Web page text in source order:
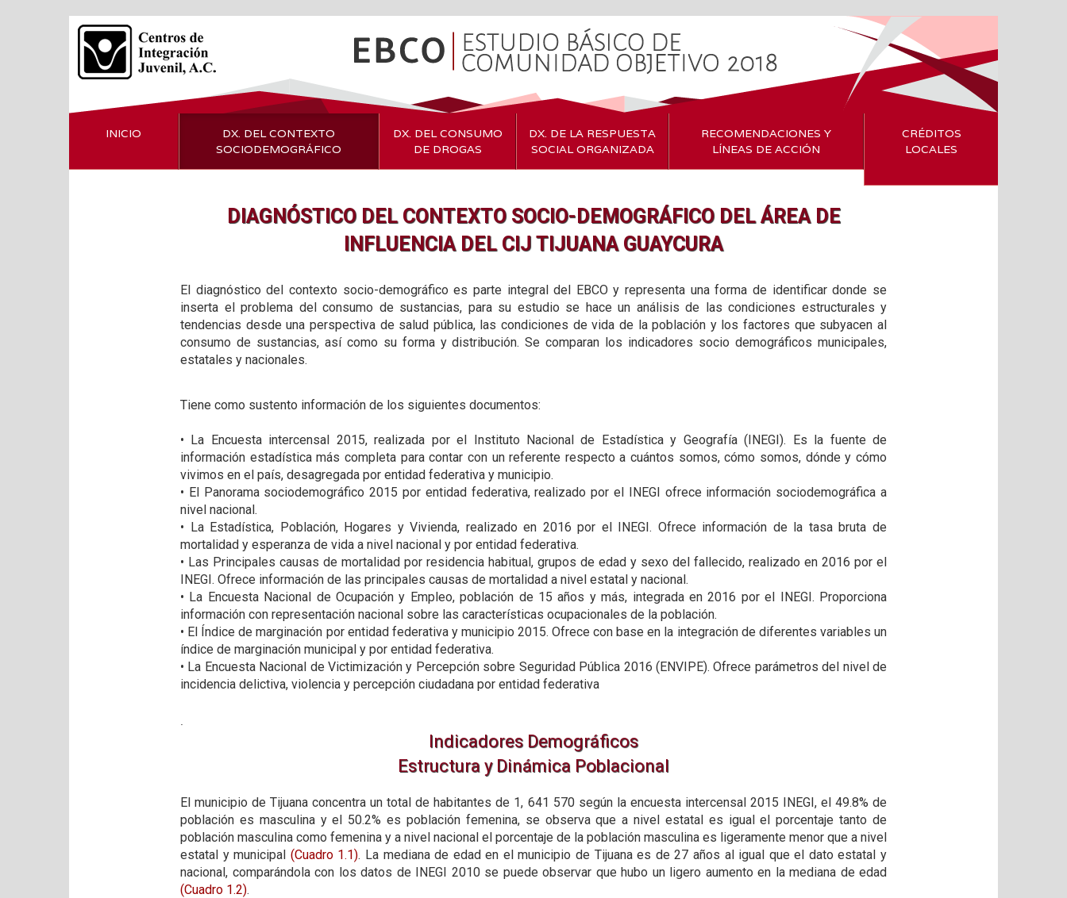
INICIO
DX. DEL CONTEXTO
SOCIODEMOGRÁFICO
DX. DEL CONSUMO
DE DROGAS
DX. DE LA RESPUESTA
SOCIAL ORGANIZADA
RECOMENDACIONES Y
LÍNEAS DE ACCIÓN
CRÉDITOS
LOCALES
DIAGNÓSTICO DEL CONTEXTO SOCIO-DEMOGRÁFICO DEL ÁREA DE
INFLUENCIA DEL CIJ TIJUANA GUAYCURA
El diagnóstico del contexto socio-demográfico es parte integral del EBCO y representa una forma de identificar donde se
inserta el problema del consumo de sustancias, para su estudio se hace un análisis de las condiciones estructurales y
tendencias desde una perspectiva de salud pública, las condiciones de vida de la población y los factores que subyacen al
consumo de sustancias, así como su forma y distribución. Se comparan los indicadores socio demográficos municipales,
estatales y nacionales.
Tiene como sustento información de los siguientes documentos:
• La Encuesta intercensal 2015, realizada por el Instituto Nacional de Estadística y Geografía (INEGI). Es la fuente de
información estadística más completa para contar con un referente respecto a cuántos somos, cómo somos, dónde y cómo
vivimos en el país, desagregada por entidad federativa y municipio.
• El Panorama sociodemográfico 2015 por entidad federativa, realizado por el INEGI ofrece información sociodemográfica a
nivel nacional.
• La Estadística, Población, Hogares y Vivienda, realizado en 2016 por el INEGI. Ofrece información de la tasa bruta de
mortalidad y esperanza de vida a nivel nacional y por entidad federativa.
• Las Principales causas de mortalidad por residencia habitual, grupos de edad y sexo del fallecido, realizado en 2016 por el
INEGI. Ofrece información de las principales causas de mortalidad a nivel estatal y nacional.
• La Encuesta Nacional de Ocupación y Empleo, población de 15 años y más, integrada en 2016 por el INEGI. Proporciona
información con representación nacional sobre las características ocupacionales de la población.
• El Índice de marginación por entidad federativa y municipio 2015. Ofrece con base en la integración de diferentes variables un
índice de marginación municipal y por entidad federativa.
• La Encuesta Nacional de Victimización y Percepción sobre Seguridad Pública 2016 (ENVIPE). Ofrece parámetros del nivel de
incidencia delictiva, violencia y percepción ciudadana por entidad federativa
Indicadores Demográficos
Estructura y Dinámica Poblacional
El municipio de Tijuana concentra un total de habitantes de 1, 641 570 según la encuesta intercensal 2015 INEGI, el 49.8% de
población es masculina y el 50.2% es población femenina, se observa que a nivel estatal es igual el porcentaje tanto de
población masculina como femenina y a nivel nacional el porcentaje de la población masculina es ligeramente menor que a nivel
estatal y municipal (Cuadro 1.1). La mediana de edad en el municipio de Tijuana es de 27 años al igual que el dato estatal y
nacional, comparándola con los datos de INEGI 2010 se puede observar que hubo un ligero aumento en la mediana de edad
(Cuadro 1.2).